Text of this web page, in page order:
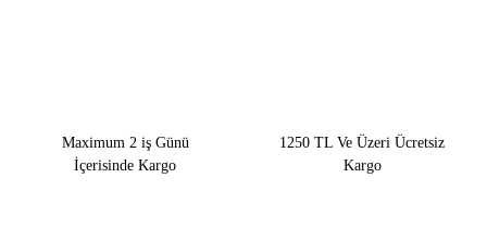
Maximum 2 iş Günü
İçerisinde Kargo
1250 TL Ve Üzeri Ücretsiz
Kargo